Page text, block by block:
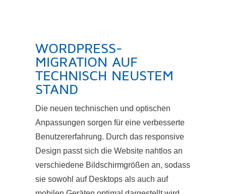
WORDPRESS-
MIGRATION AUF
TECHNISCH NEUSTEM
STAND
Die neuen technischen und optischen
Anpassungen sorgen für eine verbesserte
Benutzererfahrung. Durch das responsive
Design passt sich die Website nahtlos an
verschiedene Bildschirmgrößen an, sodass
sie sowohl auf Desktops als auch auf